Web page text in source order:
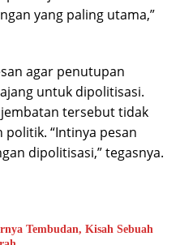
yang paling utama,”
agar penutupan
untuk dipolitisasi.
tersebut tidak
“Intinya pesan
dipolitisasi,” tegasnya.
Tembudan, Kisah Sebuah